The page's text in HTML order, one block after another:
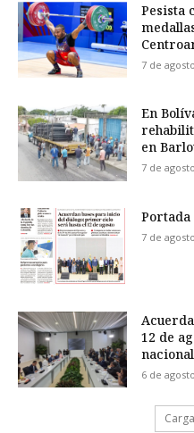
Pesista
7 de
En
en
7 de
Portada
7 de
12 de
nacional
6 de